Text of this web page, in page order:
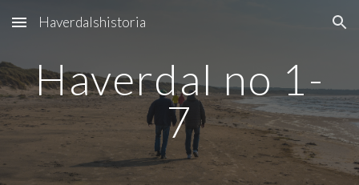
Skip to main content Skip to navigation
Haverdalshistoria
Haverdal no 1-
7